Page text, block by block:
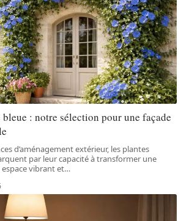
: notre sélection pour une façade
d’aménagement extérieur, les plantes
par leur capacité à transformer une
vibrant et…